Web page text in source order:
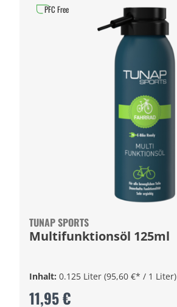
TUNAP SPORTS
Multifunktionsöl 125ml
Inhalt: 0.125 Liter (95,60 €* / 1 Liter)
11,95 €
PFC Free